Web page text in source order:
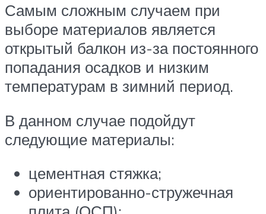
Самым сложным случаем при
выборе материалов является
открытый балкон из-за постоянного
попадания осадков и низким
температурам в зимний период.
В данном случае подойдут
следующие материалы:
цементная стяжка;
ориентированно-стружечная